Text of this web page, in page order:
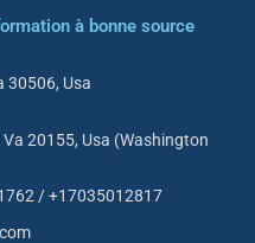
à bonne source
30506, Usa
20155, Usa (Washington
/ +17035012817